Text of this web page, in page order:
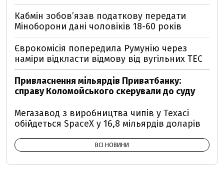
Кабмін зобовʼязав податкову передати
Міноборони дані чоловіків 18-60 років
Єврокомісія попередила Румунію через
наміри відкласти відмову від вугільних ТЕС
Привласнення мільярдів Приватбанку:
справу Коломойського скерували до суду
Мегазавод з виробництва чипів у Техасі
обійдеться SpaceX у 16,8 мільярдів доларів
ВСІ НОВИНИ